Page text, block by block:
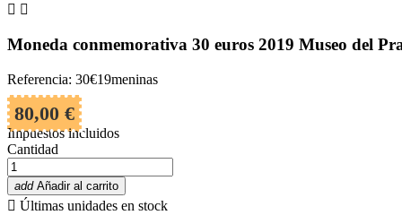
 
Moneda conmemorativa 30 euros 2019 Museo del
Referencia: 30€19meninas
80,00 €
Impuestos incluidos
Cantidad
add Añadir al carrito
 Últimas unidades en stock